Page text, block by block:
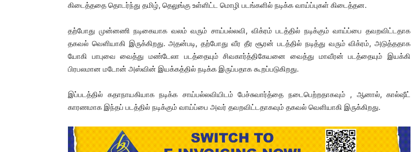
கிடைத்ததை தொடர்ந்து தமிழ், தெலுங்கு உள்ளிட்ட மொழி படங்களில் நடிக்க வாய்ப்புகள் கிடைத்தன.
தற்போது முன்னணி நடிகையாக வலம் வரும் சாய்பல்லவி, விக்ரம் படத்தில் நடிக்கும் வாய்ப்பை தவறவிட்டதாக
தகவல் வெளியாகி இருக்கிறது. அதன்படி, தற்போது வீர தீர சூரன் படத்தில் நடித்து வரும் விக்ரம், அடுத்ததாக
யோகி பாபுவை வைத்து மண்டேலா படத்தையும் சிவகார்த்திகேயனை வைத்து மாவீரன் படத்தையும் இயக்கி
பிரபலமான மடோன் அஸ்வின் இயக்கத்தில் நடிக்க இருப்பதாக கூறப்படுகிறது.
இப்படத்தில் கதாநாயகியாக நடிக்க சாய்பல்லவியிடம் பேச்சுவார்த்தை நடைபெற்றதாகவும் , ஆனால், கால்ஷீட்
காரணமாக இந்தப் படத்தில் நடிக்கும் வாய்ப்பை அவர் தவறவிட்டதாகவும் தகவல் வெளியாகி இருக்கிறது.